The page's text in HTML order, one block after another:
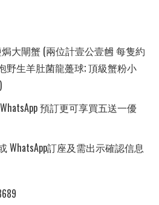
大閘蟹 (兩位計壹公壹乸 每隻約
野生羊肚菌龍躉球; 頂級蟹粉小
預訂更可享買五送一優
WhatsApp訂座及需出示確認信息